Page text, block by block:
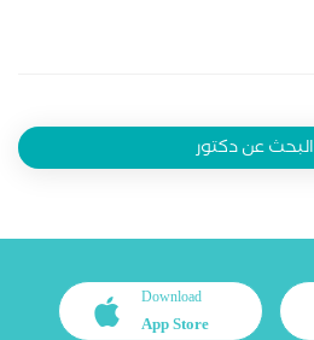
البحث عن دكتور
Download
App Store